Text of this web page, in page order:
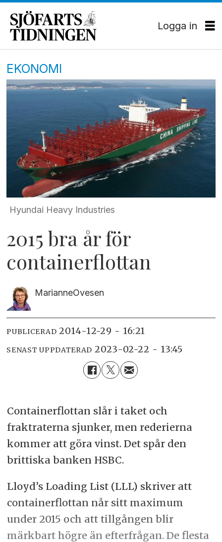
Logga in
EKONOMI
Hyundai Heavy Industries
2015 bra år för
containerflottan
MarianneOvesen
PUBLICERAD 2014-12-29 - 16:21
SENAST UPPDATERAD 2023-02-22 - 13:45
Containerflottan slår i taket och
fraktraterna sjunker, men rederierna
kommer att göra vinst. Det spår den
brittiska banken HSBC.
Lloyd’s Loading List (LLL) skriver att
containerflottan når sitt maximum
under 2015 och att tillgången blir
märkbart högre än efterfrågan. De flesta